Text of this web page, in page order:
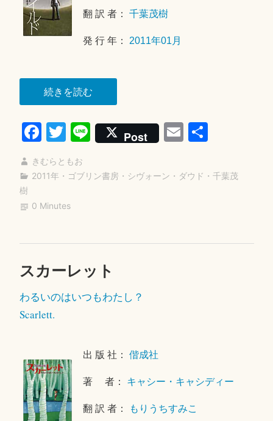
翻 訳 者：千葉茂樹
発 行 年： 2011年01月
続きを読む“ボ
グ・
チ
ャ
ル
Fa
ce
bo
T
wi
tte
Li
ne
Post E
ail
共
きむらともお
2011年 ・ ゴブリン書房 ・ シヴォーン・ダウド ・ 千葉茂
樹
7
日
0 Minutes
スカーレット
わるいのはいつもわたし？
Scarlett.
出 版 社：偕成社
著 者： キャシー・キャシディー
翻 訳 者： もりうちすみこ
コ
ン
ト
2
1
8
1
7
日